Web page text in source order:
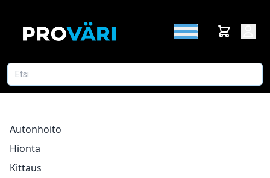
Autonhoito
Hionta
Kittaus